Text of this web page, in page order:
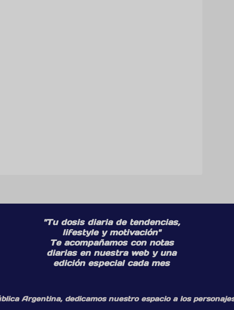
"Tu dosis diaria de tendencias,
lifestyle y motivación"
Te acompañamos con notas
diarias en nuestra web y una
edición especial cada mes
Argentina, dedicamos nuestro espacio a los